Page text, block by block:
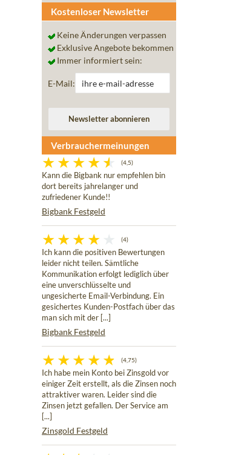
Kostenloser Newsletter
Keine Änderungen verpassen
Exklusive Angebote bekommen
Immer informiert sein:
E-Mail:
Verbrauchermeinungen
(4,5)
Kann die Bigbank nur empfehlen bin
dort bereits jahrelanger und
zufriedener Kunde!!
Bigbank Festgeld
(4)
Ich kann die positiven Bewertungen
leider nicht teilen. Sämtliche
Kommunikation erfolgt lediglich über
eine unverschlüsselte und
ungesicherte Email-Verbindung. Ein
gesichertes Kunden-Postfach über das
man sich mit der [...]
Bigbank Festgeld
(4,75)
Ich habe mein Konto bei Zinsgold vor
einiger Zeit erstellt, als die Zinsen noch
attraktiver waren. Leider sind die
Zinsen jetzt gefallen. Der Service am
[...]
Zinsgold Festgeld